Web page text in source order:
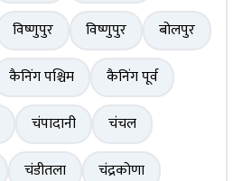
विष्णुपुर विष्णुपुर
बोलपुर
कैनिंग पश्चिम
कैनिंग पूर्व
चंपादानी
चंचल
चंडीतला
चंद्रकोणा